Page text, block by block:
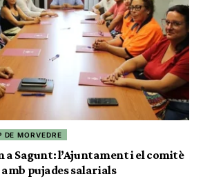
DE MORVEDRE
a Sagunt: l’Ajuntament i el comitè
pujades salarials